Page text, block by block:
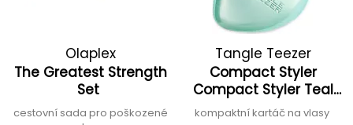
Olaplex
The Greatest Strength
Set
cestovní sada pro poškozené
Tangle Teezer
Compact Styler
Compact Styler Teal
Matte Chrome
kompaktní kartáč na vlasy